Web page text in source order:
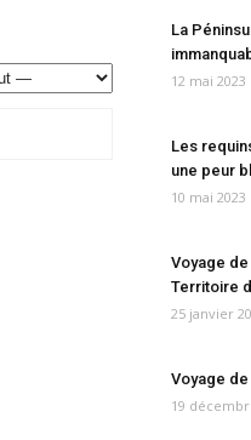
La
12 mai 2023
Les
une peur
10 mai 2023
Voyage
Territoire
25 janvier
Voyage
19